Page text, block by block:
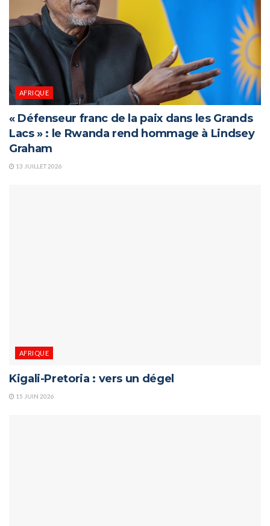
AFRIQUE
« Défenseur franc de la paix dans les Grands
Lacs » : le Rwanda rend hommage à Lindsey
Graham
13 JUILLET 2026
AFRIQUE
Kigali-Pretoria : vers un dégel
15 JUIN 2026